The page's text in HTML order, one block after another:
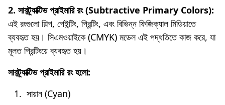
2. সাবট্র্যাক্টিভ প্রাইমারি রং (Subtractive Primary Colors):
এই রংগুলো শিল্প, পেইন্টিং, প্রিন্টিং, এবং বিভিন্ন ফিজিক্যাল মিডিয়াতে
ব্যবহৃত হয়। সিএমওয়াইকে (CMYK) মডেল এই পদ্ধতিতে কাজ করে, যা
মূলত প্রিন্টিংয়ে ব্যবহৃত হয়।
সাবট্র্যাক্টিভ প্রাইমারি রং হলো:
সায়ান (Cyan)